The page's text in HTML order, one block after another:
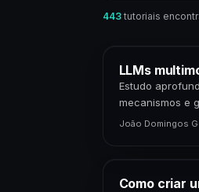
443tutoriais
LLMs
Estudo
mecanismos e
(LLMs)
João Domingos
Como criar